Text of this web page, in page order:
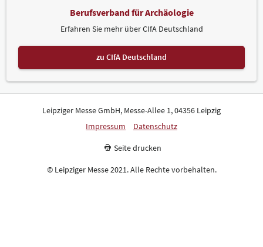
Berufsverband für Archäologie
Erfahren Sie mehr über CIfA Deutschland
zu CIfA Deutschland
Leipziger Messe GmbH, Messe-Allee 1, 04356 Leipzig
Impressum
Datenschutz
Seite drucken
© Leipziger Messe 2021. Alle Rechte vorbehalten.